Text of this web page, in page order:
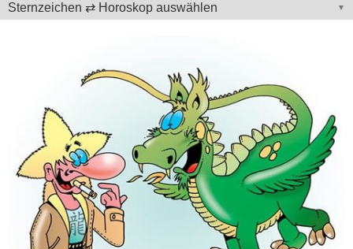
Sternzeichen ⇄ Horoskop auswählen